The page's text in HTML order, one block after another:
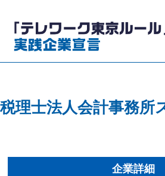
税理士法人会計事務所
企業詳細